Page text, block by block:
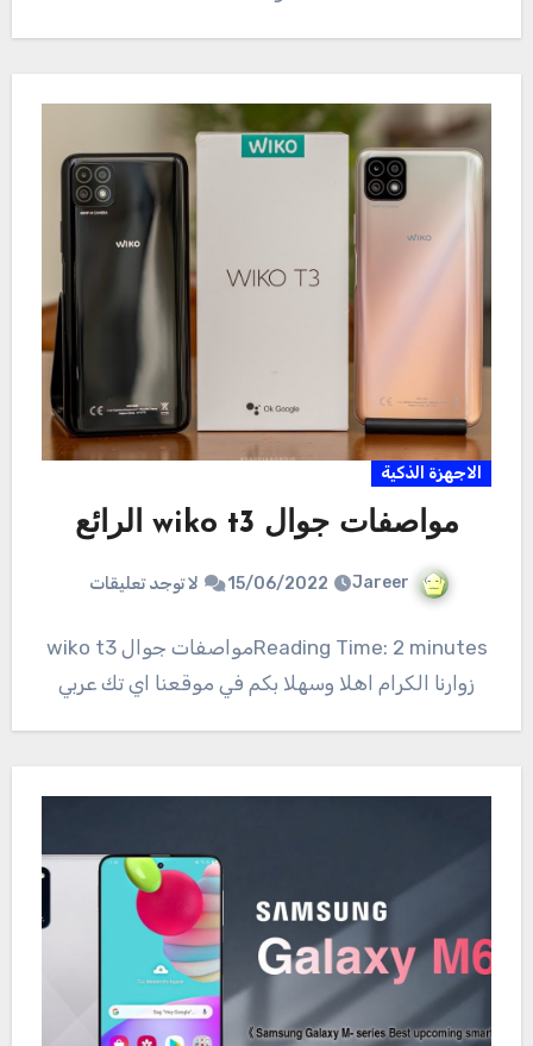
الاجهزة الذكية
مواصفات جوال wiko t3 الرائع
Jareer
15/06/2022 لا توجد تعليقات
Reading Time: 2 minutesمواصفات جوال wiko t3
زوارنا الكرام اهلا وسهلا بكم في موقعنا اي تك عربي